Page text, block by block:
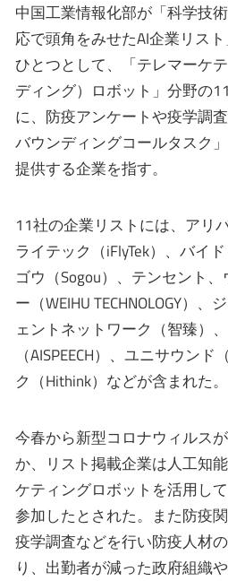
中国工業情報化部が「科学技
応で頭角をみせたAI企業リス
ひとつとして、「テレマーケ
ディング）ロボット」分野の
に、防疫アンケートや疫学調
バウンディングコールタスク
提供する企業を指す。
11社の企業リストには、アリ
ライテック（iFlyTek）、バイ
ゴウ（Sogou）、テンセント
ー（WEIHU TECHNOLOGY）
ェントネットワーク（智臻）
（AISPEECH）、ユニサウン
ク（Hithink）などが含まれた。
今春から新型コロナウィルス
か、リスト掲載企業は人工知
ケティングロボットを活用し
参加したとされた。また防疫
疫学調査などを行い防疫人材
り、出勤者が減った政府組織